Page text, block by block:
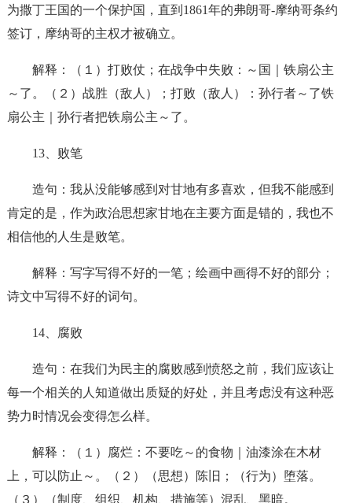
为撒丁王国的一个保护国，直到1861年的弗朗哥-摩纳哥条约
签订，摩纳哥的主权才被确立。
解释：（１）打败仗；在战争中失败：～国｜铁扇公主
～了。（２）战胜（敌人）；打败（敌人）：孙行者～了铁
扇公主｜孙行者把铁扇公主～了。
13、败笔
造句：我从没能够感到对甘地有多喜欢，但我不能感到
肯定的是，作为政治思想家甘地在主要方面是错的，我也不
相信他的人生是败笔。
解释：写字写得不好的一笔；绘画中画得不好的部分；
诗文中写得不好的词句。
14、腐败
造句：在我们为民主的腐败感到愤怒之前，我们应该让
每一个相关的人知道做出质疑的好处，并且考虑没有这种恶
势力时情况会变得怎么样。
解释：（１）腐烂：不要吃～的食物｜油漆涂在木材
上，可以防止～。（２）（思想）陈旧；（行为）堕落。
（３）（制度、组织、机构、措施等）混乱、黑暗。